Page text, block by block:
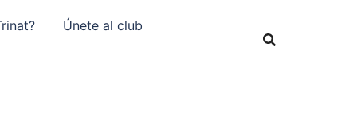
Únete al club